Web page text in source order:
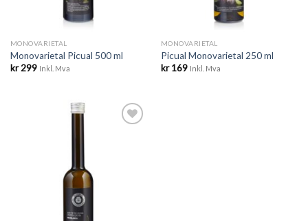
MONOVARIETAL
Monovarietal Picual 500 ml
kr299 Inkl. Mva
MONOVARIETAL
Picual Monovarietal 250 ml
kr169 Inkl. Mva